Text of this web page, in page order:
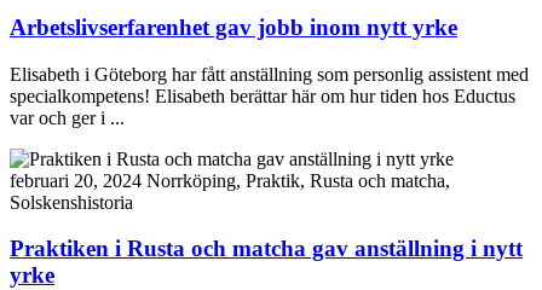
Arbetslivserfarenhet gav jobb inom nytt yrke
Elisabeth i Göteborg har fått anställning som personlig assistent med
specialkompetens! Elisabeth berättar här om hur tiden hos Eductus
var och ger i ...
februari 20, 2024 Norrköping, Praktik, Rusta och matcha,
Solskenshistoria
Praktiken i Rusta och matcha gav anställning i nytt
yrke